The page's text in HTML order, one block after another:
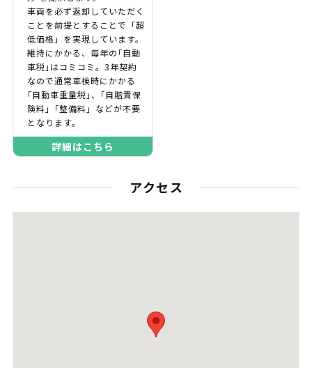
車両を必ず返却していただく
ことを前提とすることで「超
低価格」を実現しています。
維持にかかる、毎年の｢自動
車税｣はコミコミ。3年契約
なので通常車検時にかかる
｢自動車重量税｣、｢自賠責保
険料｣「整備料」などが不要
となります。
詳細はこちら
アクセス